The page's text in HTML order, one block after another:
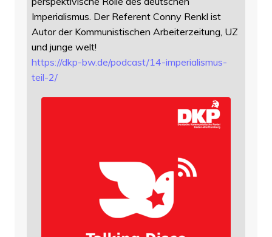
Imperialismus. Der Referent Conny Renkl ist
Autor der Kommunistischen Arbeiterzeitung, UZ
und junge welt!
https://dkp-bw.de/podcast/14-imperialismus-
teil-2/